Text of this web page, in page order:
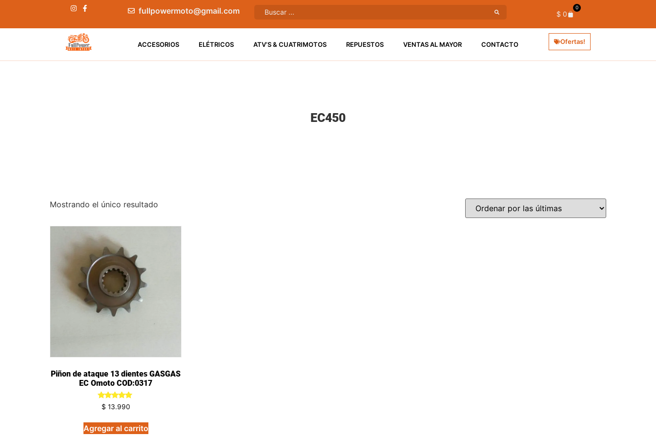
fullpowermoto@gmail.com $ 0
0
ACCESORIOS ELÉTRICOS ATV’S & CUATRIMOTOS REPUESTOS VENTAS AL MAYOR CONTACTO Ofertas!
EC450
Mostrando el único resultado
Piñon de ataque 13 dientes GASGAS
EC Omoto COD:0317
Valorado
en
de 5
$ 13.990
Agregar al carrito